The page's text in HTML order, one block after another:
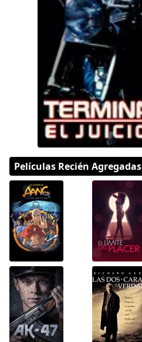
Películas Recién Agregadas